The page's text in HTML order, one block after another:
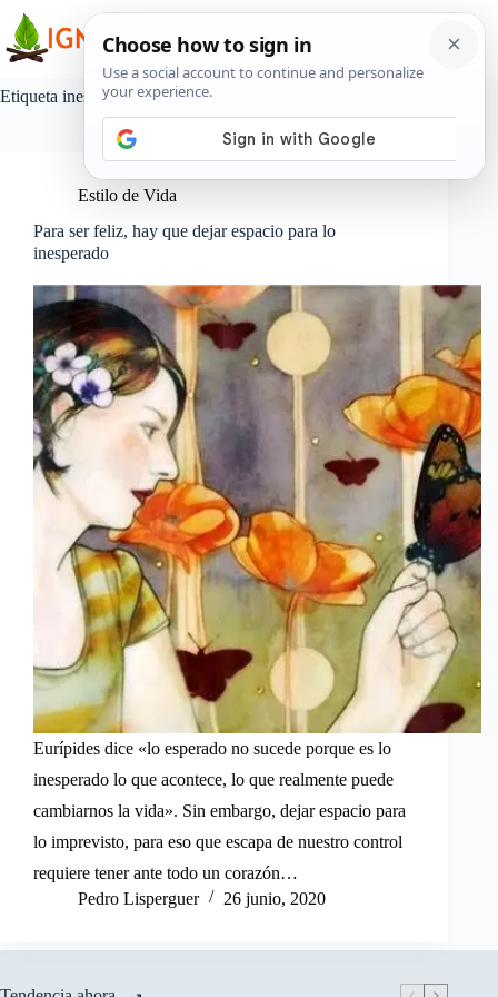
contenido
Etiqueta inesperado
Estilo de Vida
Para ser feliz, hay que dejar espacio para lo
inesperado
Eurípides dice «lo esperado no sucede porque es lo
inesperado lo que acontece, lo que realmente puede
cambiarnos la vida». Sin embargo, dejar espacio para
lo imprevisto, para eso que escapa de nuestro control
requiere tener ante todo un corazón…
Pedro Lisperguer
26 junio, 2020